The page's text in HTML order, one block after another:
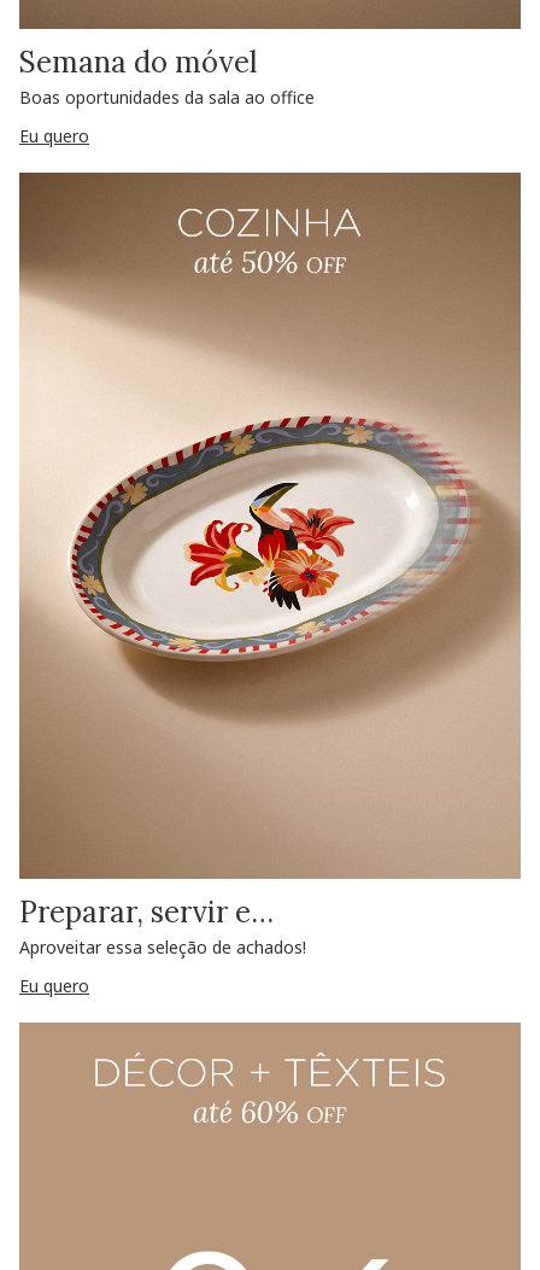
Semana do móvel
Boas oportunidades da sala ao office
Eu quero
Preparar, servir e…
Aproveitar essa seleção de achados!
Eu quero